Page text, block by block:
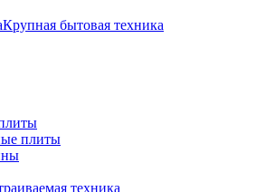
Крупная бытовая техника
плиты
техника